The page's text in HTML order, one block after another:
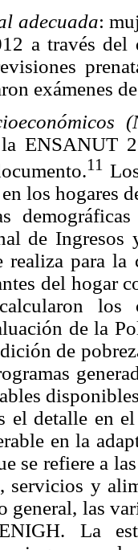
adecuada:
a través
exámenes
la ENSANUT
11
los hogares
de
realiza para
del hogar
los
de la
de
el detalle en
en la
se refiere a
servicios y
general, las
La